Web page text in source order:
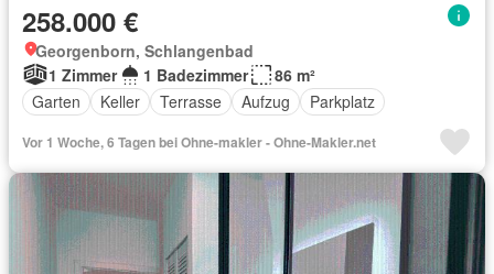
258.000 €
Georgenborn, Schlangenbad
1 Zimmer
1 Badezimmer
86 m²
Garten
Keller Terrasse Aufzug Parkplatz
Vor 1 Woche, 6 Tagen bei Ohne-makler - Ohne-Makler.net